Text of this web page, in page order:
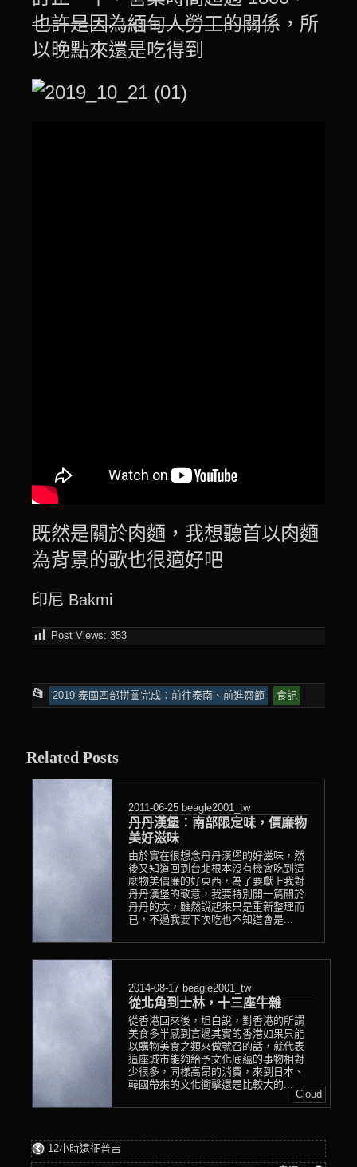
也許是因為緬甸人勞工的關係 ，所
以晚點來還是吃得到
既然是關於肉麵，我想聽首以肉麵
為背景的歌也很適好吧
印尼 Bakmi
Post Views: 353
📂
This
posted
in
2019 泰國四部拼圖完成：前往泰南、前進齋節 食記
Related Posts
2011-06-25 beagle2001_tw
丹丹漢堡：南部限定味，價廉物
美好滋味
由於實在很想念丹丹漢堡的好滋味，然
後又知道回到台北根本沒有機會吃到這
麼物美價廉的好東西，為了要獻上我對
丹丹漢堡的敬意，我要特別開一篇關於
丹丹的文，雖然說起來只是重新整理而
已，不過我要下次吃也不知道會是...
2014-08-17 beagle2001_tw
從北角到士林，十三座牛雜
從香港回來後，坦白說，對香港的所謂
美食多半感到言過其實的香港如果只能
以購物美食之類來做號召的話，就代表
這座城市能夠給予文化底蘊的事物相對
少很多，同樣高昂的消費，來到日本、
韓國帶來的文化衝擊還是比較大的...
Cloud
12小時遠征普吉